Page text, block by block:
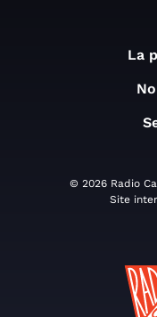
La
© 2026 Radio
Site